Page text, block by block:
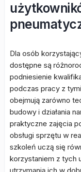
Dla osób
dostępne są
podniesienie
podczas pracy z
obejmują zarówno
budowy i działania
praktyczne zajęcia
obsługi sprzętu w
szkoleń uczą się
korzystaniem z tych